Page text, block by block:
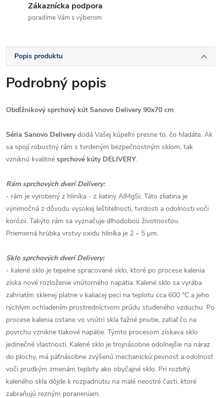
Zákaznícka podpora
poradíme Vám s výberom
Popis produktu
Podrobný popis
Obdĺžnikový sprchový kút Sanovo Delivery 90x70 cm
Séria Sanovo Deliverydodá Vašej kúpeľni presne to, čo hľadáte. Ak
sa spojí robustný rám s tvrdeným bezpečnostným sklom, tak
vzniknú kvalitné sprchové kúty DELIVERY.
Rám sprchových dverí Delivery:
- rám je vyrobený z hliníka - z liatiny AlMgSi. Táto zliatina je
výnimočná z dôvodu vysokej leštiteľnosti, tvrdosti a odolnosti voči
korózii. Takýto rám sa vyznačuje dlhodobou životnosťou.
Priemerná hrúbka vrstvy oxidu hliníka je 2 – 5 µm.
Sklo sprchových dverí Delivery:
- kalené sklo je tepelne spracované sklo, ktoré po procese kalenia
získa nové rozloženie vnútorného napätia. Kalené sklo sa vyrába
zahriatím sklenej platne v kaliacej peci na teplotu cca 600 °C a jeho
rýchlym ochladením prostredníctvom prúdu studeného vzduchu. Po
procese kalenia ostane vo vnútri skla ťažné pnutie, zatiaľ čo na
povrchu vznikne tlakové napätie. Týmto procesom získava sklo
jedinečné vlastnosti. Kalené sklo je trojnásobne odolnejšie na náraz
do plochy, má päťnásobne zvýšenú mechanickú pevnosť a odolnosť
voči prudkým zmenám teploty ako obyčajné sklo. Pri rozbitý
kaleného skla dôjde k rozpadnutiu na malé neostré časti, ktoré
zabraňujú rezným poraneniam.